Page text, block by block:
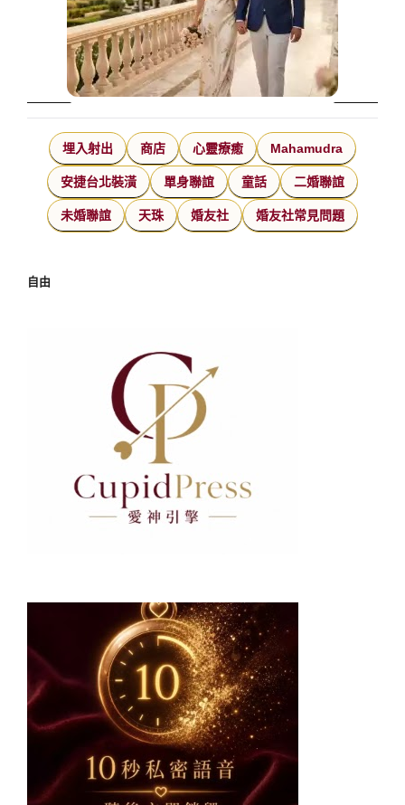
埋入射出 商店 心靈療癒 Mahamudra
安捷台北裝潢 單身聯誼 童話 二婚聯誼
未婚聯誼 天珠 婚友社 婚友社常見問題
自由